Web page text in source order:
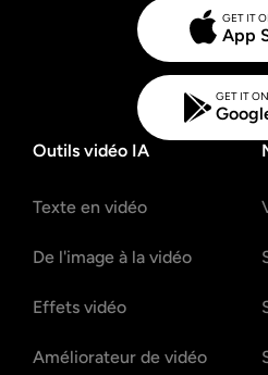
GET IT
App
GET IT ON
Outils vidéo IA
Texte en vidéo
De l'image à la vidéo
Effets vidéo
Améliorateur de vidéo